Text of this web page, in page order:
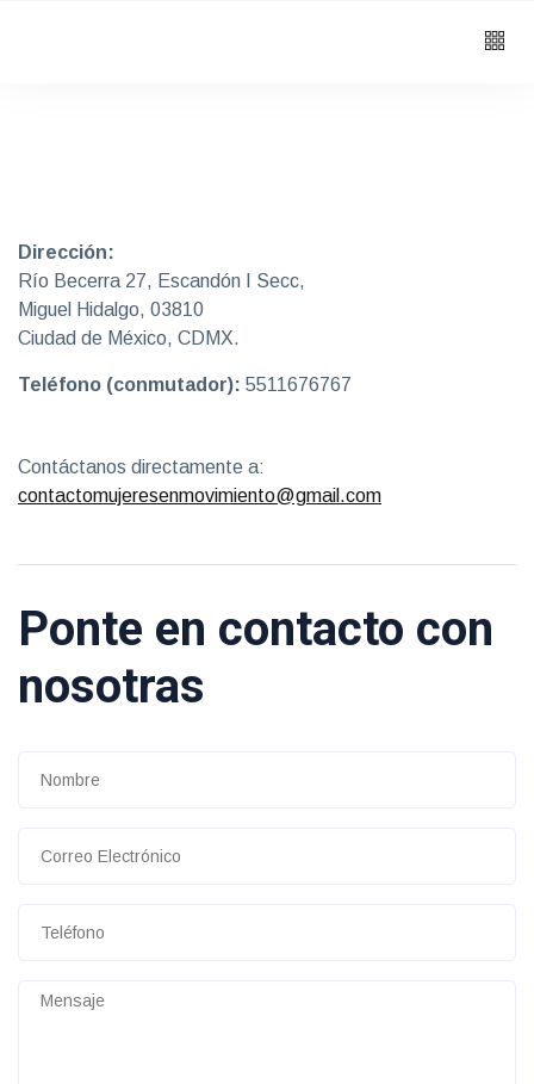
Dirección:
Río Becerra 27, Escandón I Secc,
Miguel Hidalgo, 03810
Ciudad de México, CDMX.
Teléfono (conmutador): 5511676767
Contáctanos directamente a:
contactomujeresenmovimiento@gmail.com
Ponte en contacto con
nosotras